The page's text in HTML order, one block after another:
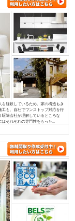
てることを考えた末に
定に調整し、素足で過
、モミの木の天然成分